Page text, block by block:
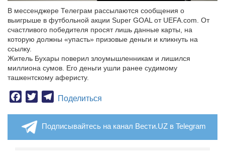
В мессенджере Телеграм рассылаются сообщения о
выигрыше в футбольной акции Super GOAL от UEFA.com. От
счастливого победителя просят лишь данные карты, на
которую должны «упасть» призовые деньги и кликнуть на
ссылку.
Житель Бухары поверил злоумышленникам и лишился
миллиона сумов. Его деньги ушли ранее судимому
ташкентскому аферисту.
Facebook
TwitterTelegram
Поделиться
Подписывайтесь на канал Вести.UZ в Telegram